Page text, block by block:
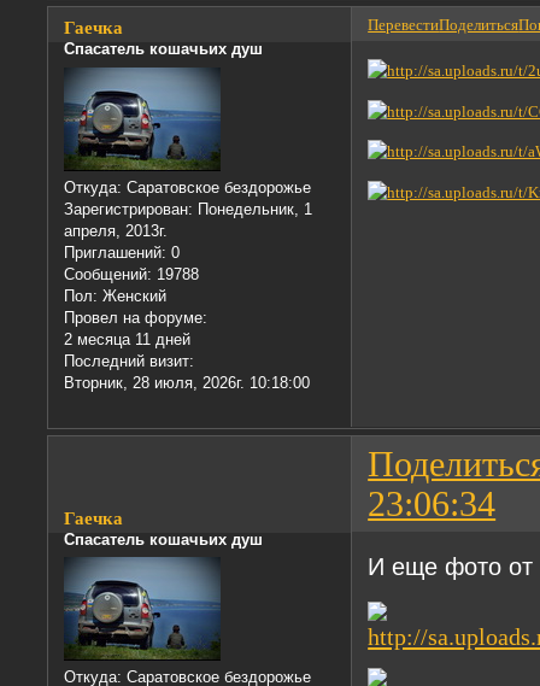
ПеревестиПоделиться
Гаечка
Спасатель кошачьих душ
Откуда: Саратовское бездорожье
Зарегистрирован: Понедельник, 1
апреля, 2013г.
Приглашений: 0
Сообщений: 19788
Пол: Женский
Провел на форуме:
2 месяца 11 дней
Последний визит:
Вторник, 28 июля, 2026г. 10:18:00
23:06:34
Гаечка
Спасатель кошачьих душ
Откуда: Саратовское бездорожье
И еще фото от